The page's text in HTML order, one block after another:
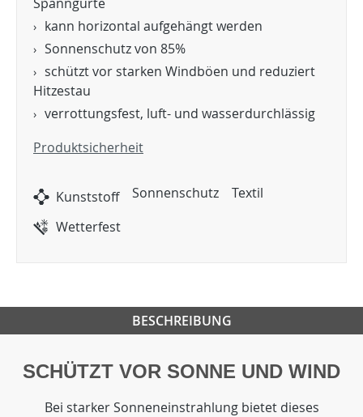
kann horizontal aufgehängt werden
Sonnenschutz von 85%
schützt vor starken Windböen und reduziert
Hitzestau
verrottungsfest, luft- und wasserdurchlässig
Produktsicherheit
Kunststoff Sonnenschutz
Textil
Wetterfest
BESCHREIBUNG
SCHÜTZT VOR SONNE UND WIND
Bei starker Sonneneinstrahlung bietet dieses